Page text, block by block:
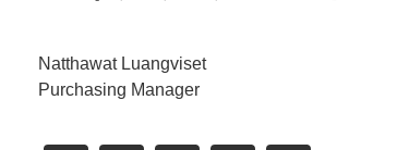
Natthawat Luangviset
Purchasing Manager